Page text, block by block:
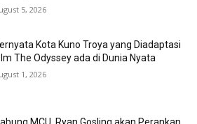
5, 2026
Kota Kuno Troya yang Diadaptasi
The Odyssey ada di Dunia Nyata
1, 2026